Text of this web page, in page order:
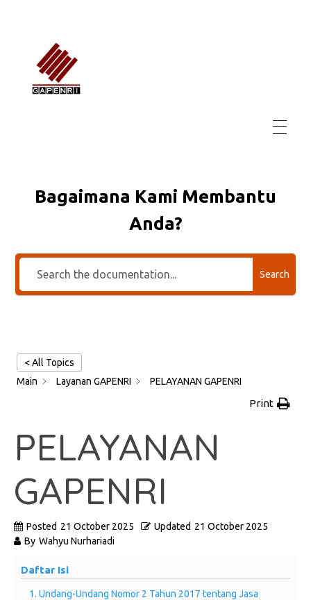
Bagaimana Kami Membantu
Anda?
Search
< All Topics
Main
Layanan GAPENRI PELAYANAN GAPENRI
Print
PELAYANAN
GAPENRI
Posted 21 October 2025 Updated 21 October 2025
By Wahyu Nurhariadi
Daftar Isi
1. Undang-Undang Nomor 2 Tahun 2017 tentang Jasa